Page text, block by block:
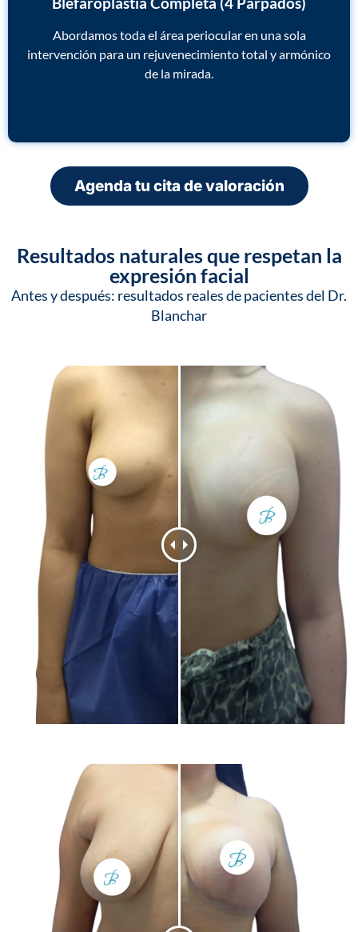
Abordamos toda el área periocular en una sola
intervención para un rejuvenecimiento total y armónico
de la mirada.
Agenda tu cita de valoración
Resultados naturales que respetan la
expresión facial
Antes y después: resultados reales de pacientes del Dr.
Blanchar